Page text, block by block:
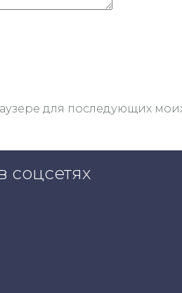
для последующих
соцсетях